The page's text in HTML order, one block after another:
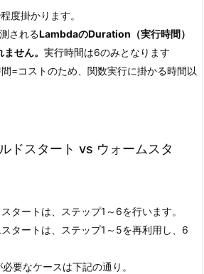
度掛かります。
されるLambdaのDuration（実行時間）
せん。 実行時間は6のみとなります
=コストのため、関数実行に掛かる時間以
ドスタート vs ウォームスタ
タートは、ステップ1～6を行います。
タートは、ステップ1～5を再利用し、6
要なケースは下記の通り。